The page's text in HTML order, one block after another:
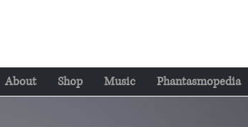
About Shop Music Phantasmopedia